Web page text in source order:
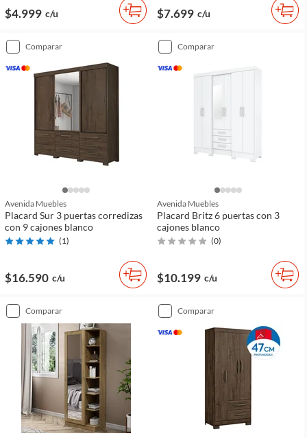
$4.999 c/u $7.699 c/u
comparar
Avenida Muebles
Placard Sur 3 puertas corredizas
con 9 cajones blanco
(1)
$16.590 c/u
comparar
Avenida Muebles
Placard Britz 6 puertas con 3
cajones blanco
(0)
$10.199 c/u
comparar comparar